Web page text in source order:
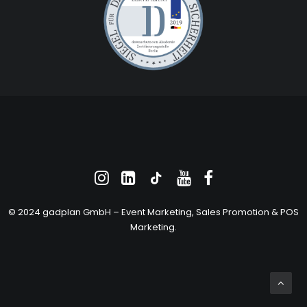
© 2024 gadplan GmbH – Event Marketing, Sales Promotion &POS
Marketing.